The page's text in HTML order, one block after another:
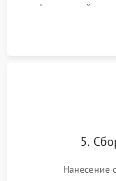
инфракрасной
BIOS или
5.
Нанесение